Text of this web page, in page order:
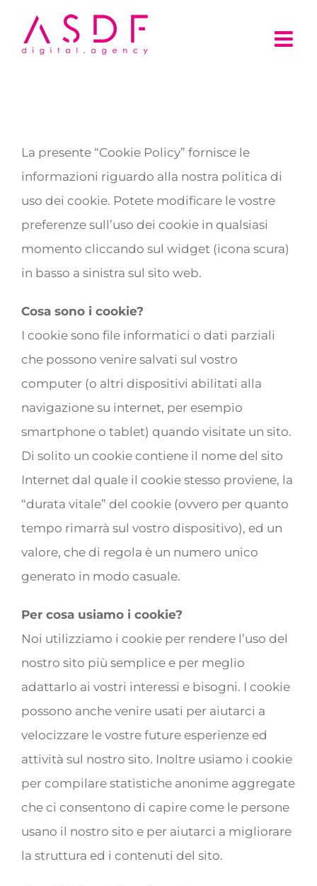
La presente “Cookie Policy” fornisce le
informazioni riguardo alla nostra politica di
uso dei cookie. Potete modificare le vostre
preferenze sull’uso dei cookie in qualsiasi
momento cliccando sul widget (icona scura)
in basso a sinistra sul sito web.
Cosa sono i cookie?
I cookie sono file informatici o dati parziali
che possono venire salvati sul vostro
computer (o altri dispositivi abilitati alla
navigazione su internet, per esempio
smartphone o tablet) quando visitate un sito.
Di solito un cookie contiene il nome del sito
Internet dal quale il cookie stesso proviene, la
“durata vitale” del cookie (ovvero per quanto
tempo rimarrà sul vostro dispositivo), ed un
valore, che di regola è un numero unico
generato in modo casuale.
Per cosa usiamo i cookie?
Noi utilizziamo i cookie per rendere l’uso del
nostro sito più semplice e per meglio
adattarlo ai vostri interessi e bisogni. I cookie
possono anche venire usati per aiutarci a
velocizzare le vostre future esperienze ed
attività sul nostro sito. Inoltre usiamo i cookie
per compilare statistiche anonime aggregate
che ci consentono di capire come le persone
usano il nostro sito e per aiutarci a migliorare
la struttura ed i contenuti del sito.